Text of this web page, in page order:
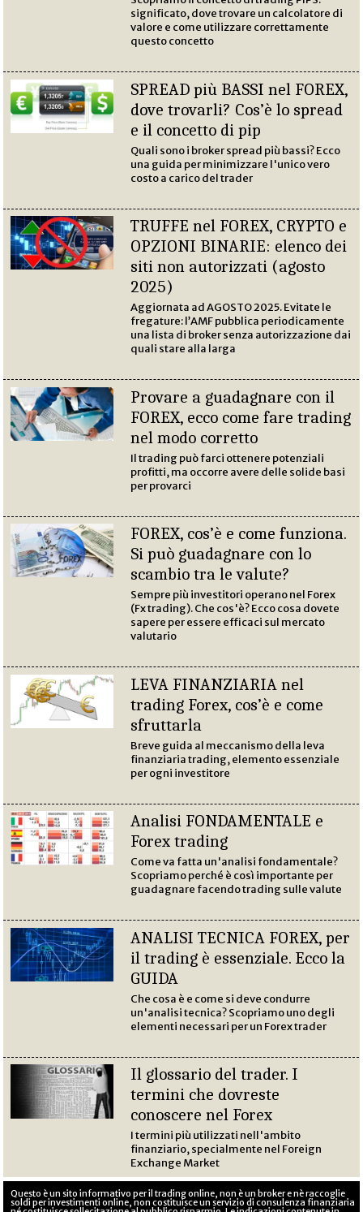
significato, dove trovare un calcolatore di
valore e come utilizzare correttamente
questo concetto
SPREAD più BASSI nel FOREX,
dove trovarli? Cos’è lo spread
e il concetto di pip
Quali sono i broker spread più bassi? Ecco
una guida per minimizzare l'unico vero
costo a carico del trader
TRUFFE nel FOREX, CRYPTO e
OPZIONI BINARIE: elenco dei
siti non autorizzati (agosto
2025)
Aggiornata ad AGOSTO 2025. Evitate le
fregature: l’AMF pubblica periodicamente
una lista di broker senza autorizzazione dai
quali stare alla larga
Provare a guadagnare con il
FOREX, ecco come fare trading
nel modo corretto
Il trading può farci ottenere potenziali
profitti, ma occorre avere delle solide basi
per provarci
FOREX, cos’è e come funziona.
Si può guadagnare con lo
scambio tra le valute?
Sempre più investitori operano nel Forex
(Fx trading). Che cos'è? Ecco cosa dovete
sapere per essere efficaci sul mercato
valutario
LEVA FINANZIARIA nel
trading Forex, cos’è e come
sfruttarla
Breve guida al meccanismo della leva
finanziaria trading, elemento essenziale
per ogni investitore
Analisi FONDAMENTALE e
Forex trading
Come va fatta un'analisi fondamentale?
Scopriamo perché è così importante per
guadagnare facendo trading sulle valute
ANALISI TECNICA FOREX, per
il trading è essenziale. Ecco la
GUIDA
Che cosa è e come si deve condurre
un'analisi tecnica? Scopriamo uno degli
elementi necessari per un Forex trader
Il glossario del trader. I
termini che dovreste
conoscere nel Forex
I termini più utilizzati nell'ambito
finanziario, specialmente nel Foreign
Exchange Market
Questo è un sito informativo per il trading online, non è un broker e nè raccoglie
soldi per investimenti online, non costituisce un servizio di consulenza finanziaria